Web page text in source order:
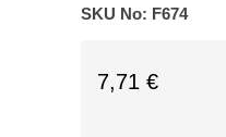
SKU No: F674
7,71 €